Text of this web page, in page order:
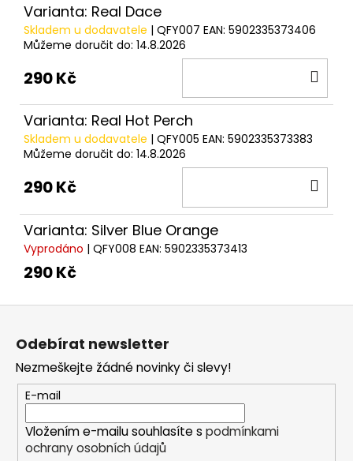
Varianta: Real Dace
Skladem u dodavatele | QFY007 EAN: 5902335373406
Můžeme doručit do: 14.8.2026
290 Kč
Varianta: Real Hot Perch
Skladem u dodavatele | QFY005 EAN: 5902335373383
Můžeme doručit do: 14.8.2026
290 Kč
Varianta: Silver Blue Orange
Vyprodáno | QFY008 EAN: 5902335373413
290 Kč
125G
86
Kč
Z
Odebírat newsletter
Nezmeškejte žádné novinky či slevy!
E-mail
Vložením e-mailu souhlasíte s podmínkami
ochrany osobních údajů